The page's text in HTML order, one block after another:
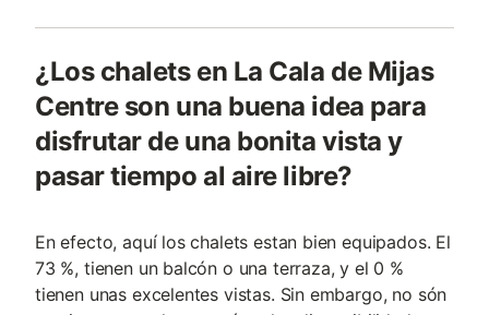
¿Los chalets en La Cala de Mijas
Centre son una buena idea para
disfrutar de una bonita vista y
pasar tiempo al aire libre?
En efecto, aquí los chalets estan bien equipados. El
73 %, tienen un balcón o una terraza, y el 0 %
tienen unas excelentes vistas. Sin embargo, no són